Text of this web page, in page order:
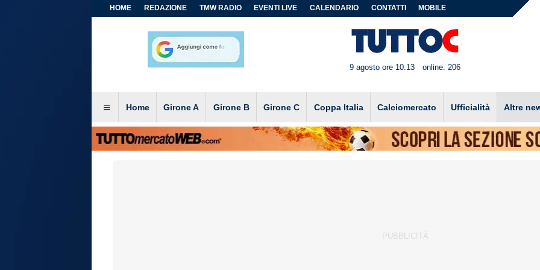
HOME REDAZIONE TMW RADIO EVENTI LIVE CALENDARIO CONTATTI MOBILE
9 agosto ore 10:13 online: 206
Home Girone A Girone B Girone C Coppa Italia Calciomercato Ufficialità Altre